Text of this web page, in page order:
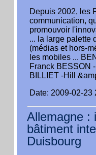
Depuis 2002, les
communication,
promouvoir
... la large palette
(médias et hors-
les mobiles ...
Franck BESSON
BILLIET -Hill
Date: 2009-02-23
Allemagne :
bâtiment
Duisbourg